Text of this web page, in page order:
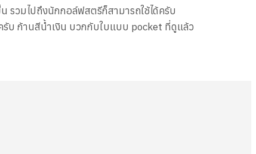
วมไปถึงนักกอล์ฟสตรีก็สามารถใช้ได้ครับ
รับ ก้านสีน้ำเงิน บวกกับใบแบบ pocket ที่ดูแล้ว